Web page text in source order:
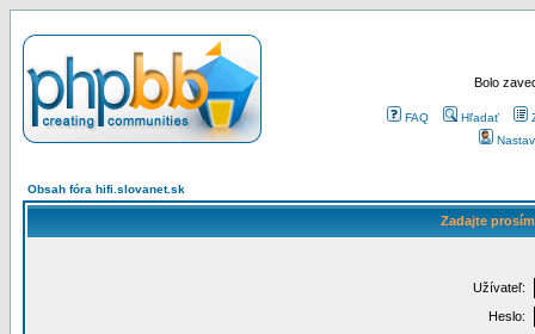
Bolo
FAQ Hľadať
Obsah fóra hifi.slovanet.sk
Zadajte
Užívateľ:
Heslo: